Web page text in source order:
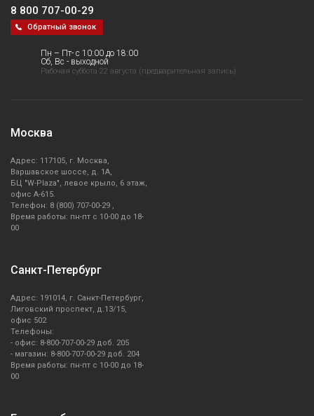
8 800 707-00-29
Обратный звонок
Пн – Пт- с 10:00 до 18:00
Сб, Вс - выходной
Рабочая суббота 22 августа (предварительная запись)
Москва
Адрес: 117105, г. Москва,
Варшавское шоссе, д. 1А,
БЦ "W-Plaza", левое крыло, 6 этаж,
офис А-615.
Телефон: 8 (800) 707-00-29 ,
Время работы: пн-пт с 10-00 до 18-
00
Санкт-Петербург
Адрес: 191014, г. Санкт-Петербург,
Лиговский проспект, д.13/15,
офис 502
Телефоны:
- офис: 8-800-707-00-29 доб. 205
- магазин: 8-800-707-00-29 доб. 204
Время работы: пн-пт с 10-00 до 18-
00